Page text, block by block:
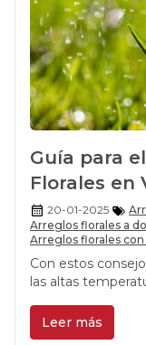
Guía para
Florales en
20-01-2025
Arreglos florales a
Arreglos florales con
Con estos
las altas
prolonga su
disfrutar más de
Leer más